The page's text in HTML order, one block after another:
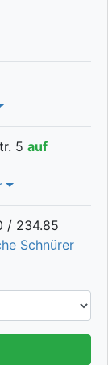
5 auf
/ 234.85
Schnürer